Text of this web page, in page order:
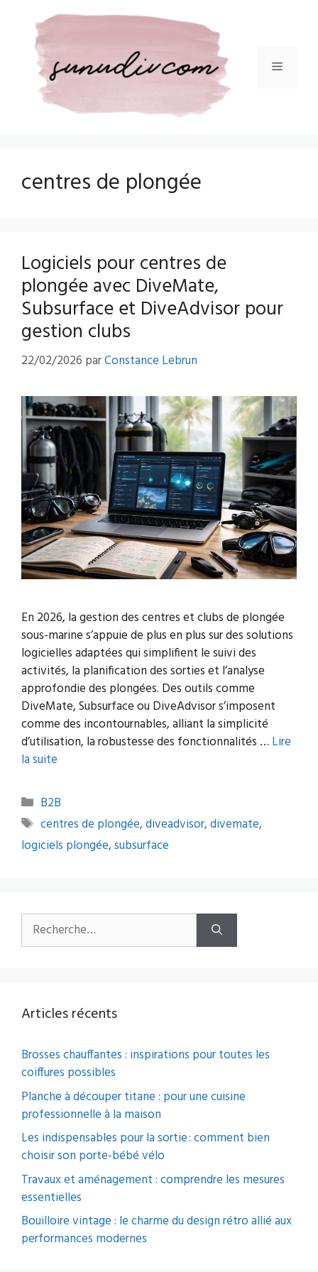
contenu
Menu
centres de plongée
Logiciels pour centres de
plongée avec DiveMate,
Subsurface et DiveAdvisor pour
gestion clubs
22/02/2026 parConstance Lebrun
En 2026, la gestion des centres et clubs de plongée
sous-marine s’appuie de plus en plus sur des solutions
logicielles adaptées qui simplifient le suivi des
activités, la planification des sorties et l’analyse
approfondie des plongées. Des outils comme
DiveMate, Subsurface ou DiveAdvisor s’imposent
comme des incontournables, alliant la simplicité
d’utilisation, la robustesse des fonctionnalités …Lire
la suite
Catégories
B2B
Étiquettes
centres de plongée,diveadvisor,divemate,
logiciels plongée,subsurface
Rechercher :
Articles récents
Brosses chauffantes : inspirations pour toutes les
coiffures possibles
Planche à découper titane : pour une cuisine
professionnelle à la maison
Les indispensables pour la sortie : comment bien
choisir son porte-bébé vélo
Travaux et aménagement : comprendre les mesures
essentielles
Bouilloire vintage : le charme du design rétro allié aux
performances modernes